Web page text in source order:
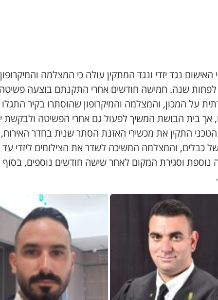
האישום נגד יזדי ונגד המתקין עולה כי המצלמה
שנה. חמישה חודשים אחרי התקנתם בוצעה פשיטה
על המכון, והמצלמה והמיקרופון שהוסתרו בקיר התגלו
אך בית הבושת המשיך לפעול גם אחרי הפשיטה ולבקשת
התקין את מכשירי האזנת הסתר שנית בחדר
כבלים, והמצלמה המשיכה לשדר את הצילומים ליזדי עד
נוספת וסגירת המקום לאחר שישה חודשים נוספים, בסוף